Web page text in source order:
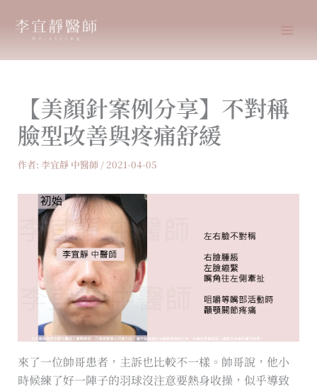
要
【美顏針案例分享】不對稱
臉型改善與疼痛舒緩
作者: 李宜靜 中醫師 / 2021-04-05
來了一位帥哥患者，主訴也比較不一樣。帥哥說，他小
時候練了好一陣子的羽球沒注意要熱身收操，似乎導致